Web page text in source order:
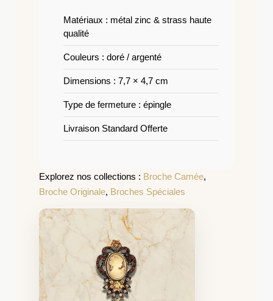
Matériaux : métal zinc & strass haute
qualité
Couleurs : doré / argenté
Dimensions : 7,7 × 4,7 cm
Type de fermeture : épingle
Livraison Standard Offerte
Explorez nos collections : Broche Camée,
Broche Originale, Broches Spéciales